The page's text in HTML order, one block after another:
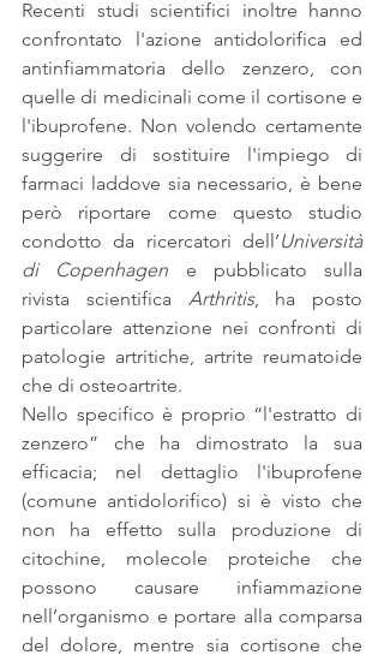
Recenti studi scientifici inoltre hanno
confrontato l'azione antidolorifica ed
antinfiammatoria dello zenzero, con
quelle di medicinali come il cortisone e
l'ibuprofene. Non volendo certamente
suggerire di sostituire l'impiego di
farmaci laddove sia necessario, è bene
però riportare come questo studio
condotto da ricercatori dell’Università
di Copenhagen e pubblicato sulla
rivista scientifica Arthritis, ha posto
particolare attenzione nei confronti di
patologie artritiche, artrite reumatoide
che di osteoartrite.
Nello specifico è proprio “l'estratto di
zenzero” che ha dimostrato la sua
efficacia; nel dettaglio l'ibuprofene
(comune antidolorifico) si è visto che
non ha effetto sulla produzione di
citochine, molecole proteiche che
possono causare infiammazione
nell’organismo e portare alla comparsa
del dolore, mentre sia cortisone che